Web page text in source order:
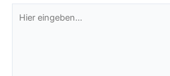
eingeben…